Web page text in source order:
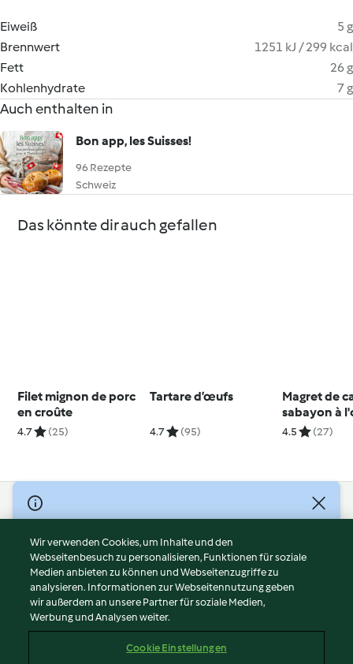
Eiweiß
5 g
Brennwert
1251 kJ / 299 kcal
Fett
26 g
Kohlenhydrate
7 g
Auch enthalten in
Bon app, les Suisses!
96 Rezepte
Schweiz
Das könnte dir auch gefallen
Filet mignon de porc
en croûte
4.7 (25)
Tartare d’œufs
4.7 (95)
Magret de
sabayon à
4.5 (27)
© Copyright 2026
Nutzungsbedingungen
Datenschutzrichtlinien
Disclaimer
Impressum
Cookies
Wir verwenden Cookies, um Inhalte und den
Webseitenbesuch zu personalisieren, Funktionen für soziale
Medien anbieten zu können und Webseitenzugriffe zu
analysieren. Informationen zur Webseitennutzung geben
wir außerdem an unsere Partner für soziale Medien,
Werbung und Analysen weiter.
Cookie Einstellungen